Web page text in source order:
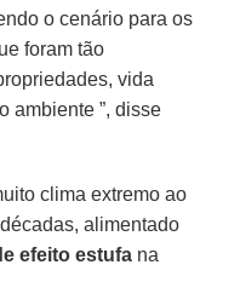
o cenário para os
foram tão
vida
ambiente ”, disse
clima extremo ao
alimentado
efeito estufa na